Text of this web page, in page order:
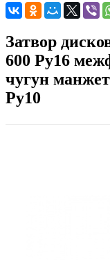
Затвор
600 Ру16
чугун
Ру10